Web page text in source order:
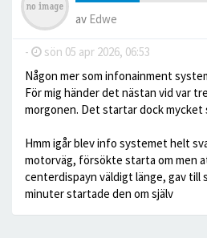
av Edwe
- sön 05 apr 2026, 06:53
Någon mer som infonainment
För mig händer det nästan vid var
morgonen. Det startar dock mycket
Hmm igår blev info systemet helt
motorväg, försökte starta om men
centerdispayn väldigt länge, gav till
minuter startade den om själv